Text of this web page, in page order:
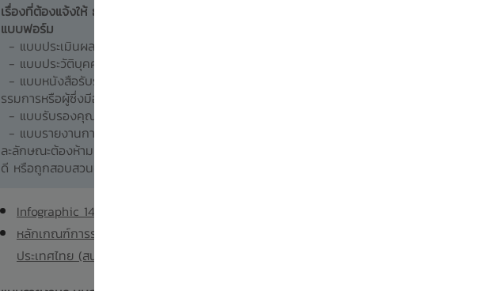
เรื่องที่ต้องแจ้งให้ ธปท. ทราบ
แบบฟอร์ม
- แบบประเมินผลกระทบด้านระบบสารสนเทศ
- แบบประวัติบุคคล
- แบบหนังสือรับรองคุณสมบัติผู้ได้รับการแต่งตั้งให้ดำรงตำแหน่งก
รรมการหรือผู้ซึ่งมีอำนาจจัดการ
- แบบรับรองคุณสมบัติผู้ถือหุ้นรายใหญ่
- แบบรายงานการเปลี่ยนแปลงข้อมูลที่ส่งผลกระทบต่อคุณสมบัติแ
ละลักษณะต้องห้าม หรือในกรณีที่ถูกกล่าวโทษ ร้องทุกข์ ถูกดำเนินค
ดี หรือถูกสอบสวนจากหน่วยงานของรัฐ
Infographic 14
หลักเกณฑ์การรายงานข้อมูลด้านการชำระเงินต่อธนาคารแห่ง
ประเทศไทย (สนช. 14/2561)